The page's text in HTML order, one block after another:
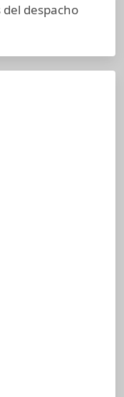
despacho